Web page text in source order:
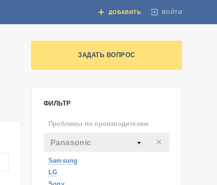
ВОЙТИ
ДОБАВИТЬ
ЗАДАТЬ ВОПРОС
ФИЛЬТР
Проблемы по производителям
Panasonic
Samsung
LG